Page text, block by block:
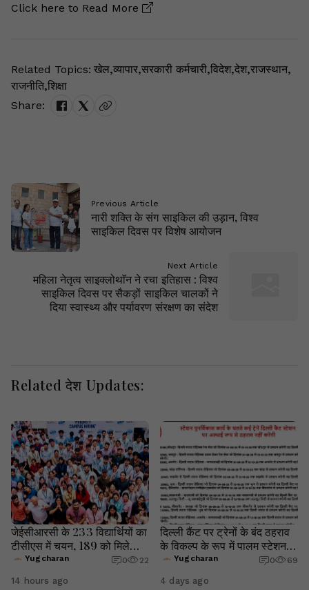
Click here to Read More
Related Topics: खेल,व्यापार,सरकारी कर्मचारी,विदेश,देश,राजस्थान,
राजनीति,शिक्षा
Share:
Previous Article
नारी शक्ति के संग साइकिल की उड़ान, विश्व
साइकिल दिवस पर विशेष आयोजन
Next Article
महिला नेतृत्व साइक्लोथाॅन ने रचा इतिहास : विश्व
साइकिल दिवस पर सैकड़ों साइकिल चालकों ने
दिया स्वास्थ्य और पर्यावरण संरक्षण का संदेश
Related देश Updates:
जेईसीआरसी के 233 विद्यार्थियों का
टीसीएस में चयन, 189 को मिले
प्रीमियम ऑफर
Yugcharan 0 22
14 hours ago
दिल्ली कैंट पर ट्रेनों के बंद ठहराव
के विकल्प के रूप में पालम स्टेशन
पर ठहराव की उठी मांग रेल मंत्री,
Yugcharan 0 69
4 days ago